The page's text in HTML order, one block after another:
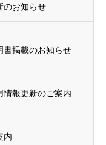
お知らせ
掲載のお知らせ
報更新のご案内
内